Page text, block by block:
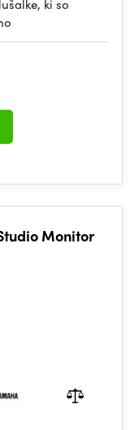
ki so
Monitor